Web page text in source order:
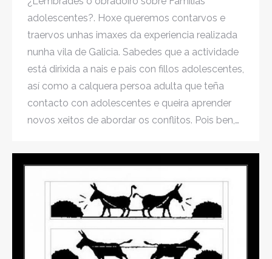
adolescentes?. Hoxe queremos contarvos e
traervos unhas imaxes da experiencia realizada
nunha vila de Galicia. Sabedes que a actividade
está dirixida a nais e pais con fillos adolescentes,
así como a calquera persoa adulta que teña
contacto con adolescentes e queira aprender
novos xeitos de abordar os conflitos. Pois ben,…